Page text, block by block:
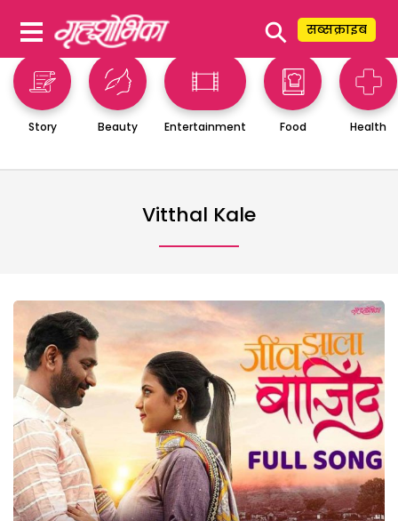
⚲ सब्सक्राइब
Story Beauty Entertainment Food Health
Vitthal Kale